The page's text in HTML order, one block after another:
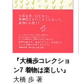
『大橋歩コレクショ
ン7 着物は楽しい』
大橋 歩 著